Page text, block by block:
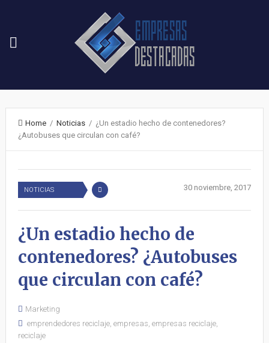
Home/ Noticias/ ¿Un estadio hecho de contenedores?
¿Autobuses que circulan con café?
NOTICIAS 30 noviembre, 2017
¿Un estadio hecho de
contenedores? ¿Autobuses
que circulan con café?
Marketing
emprendedores reciclaje, empresas, empresas reciclaje,
reciclaje